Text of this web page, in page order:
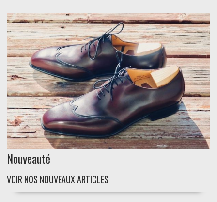
Nouveauté
VOIR NOS NOUVEAUX ARTICLES